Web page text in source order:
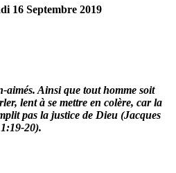
16 Septembre 2019
aimés. Ainsi que tout homme soit
lent à se mettre en colère, car la
pas la justice de Dieu (Jacques
1:19-20).